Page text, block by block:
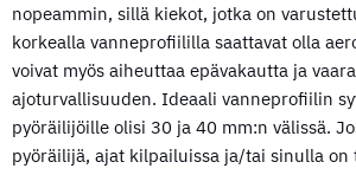
nopeammin, sillä kiekot, jotka on
korkealla vanneprofiililla saattavat olla
voivat myös aiheuttaa epävakautta ja
ajoturvallisuuden. Ideaali vanneprofiilin
pyöräilijöille olisi 30 ja 40 mm:n välissä.
pyöräilijä, ajat kilpailuissa ja/tai sinulla